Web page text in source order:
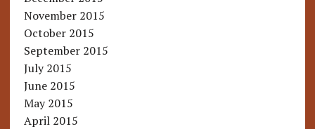
November 2015
October 2015
September 2015
July 2015
June 2015
May 2015
April 2015